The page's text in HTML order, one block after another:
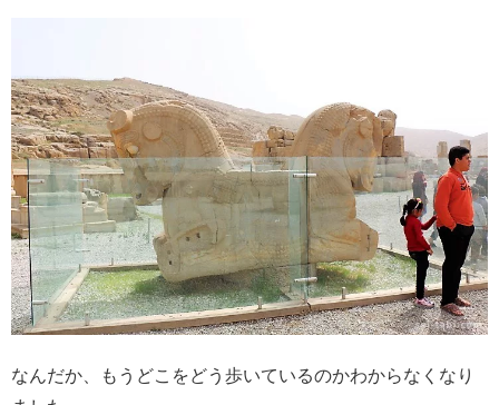
なんだか、もうどこをどう歩いているのかわからなくなり